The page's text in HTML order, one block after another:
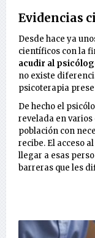
Evidencias
Desde hace ya
científicos con la
acudir al
no existe
psicoterapia
De hecho el
revelada en varios
población con
recibe. El acceso
llegar a esas
barreras que les